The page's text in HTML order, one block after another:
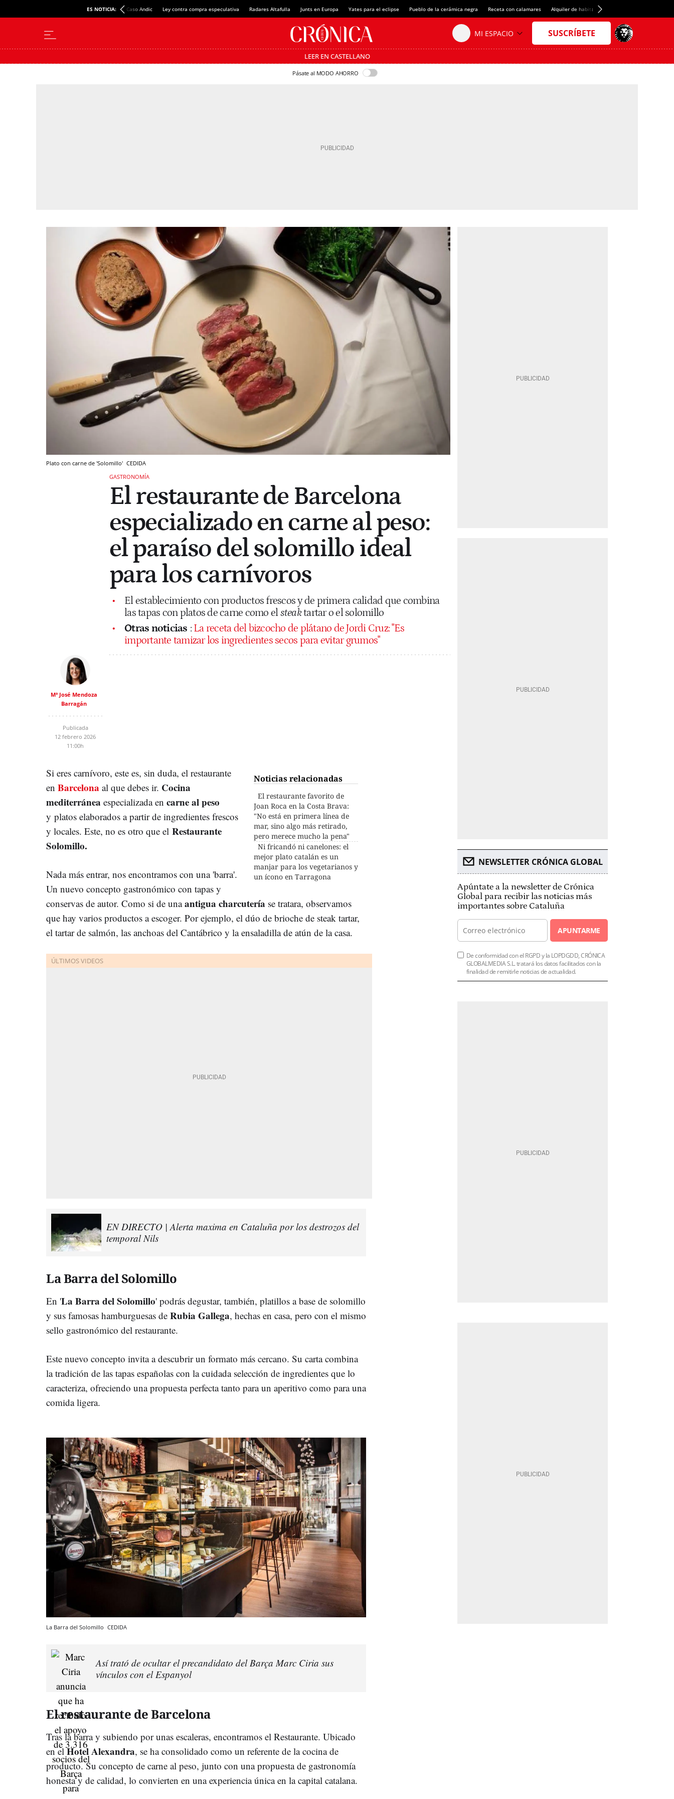
ES NOTICIA: Caso Andic Ley contra compra especulativa Radares Altafulla Junts en Europa Yates para el eclipse Pueblo de la cerámica negra Receta con calamares Alquiler de habitaciones en España
LEER EN CASTELLANO
Pásate al MODO AHORRO
Plato con carne de 'Solomillo' CEDIDA
GASTRONOMÍA
El restaurante de Barcelona
especializado en carne al peso:
el paraíso del solomillo ideal
para los carnívoros
El establecimiento con productos frescos y de primera calidad que combina
las tapas con platos de carne como elsteaktartar o el solomillo
Otras noticias : La receta del bizcocho de plátano de Jordi Cruz: "Es
importante tamizar los ingredientes secos para evitar grumos"
Mª José Mendoza
Barragán
Publicada
12 febrero 2026
11:00h
Noticias relacionadas
El restaurante favorito de
Joan Roca en la Costa Brava:
"No está en primera línea de
mar, sino algo más retirado,
pero merece mucho la pena"
Ni fricandó ni canelones: el
mejor plato catalán es un
manjar para los vegetarianos y
un ícono en Tarragona
Si eres carnívoro, este es, sin duda, el restaurante
en Barcelona al que debes ir. Cocina
mediterránea especializada en carne al peso
y platos elaborados a partir de ingredientes frescos
y locales. Este, no es otro que el Restaurante
Solomillo.
Nada más entrar, nos encontramos con una 'barra'.
Un nuevo concepto gastronómico con tapas y
conservas de autor. Como si de unaantigua charcutería se tratara, observamos
que hay varios productos a escoger. Por ejemplo, el dúo de brioche de steak tartar,
el tartar de salmón, las anchoas del Cantábrico y la ensaladilla de atún de la casa.
EN DIRECTO | Alerta maxima en Cataluña por los destrozos del
temporal Nils
La Barra del Solomillo
En 'La Barra del Solomillo' podrás degustar, también, platillos a base de solomillo
y sus famosas hamburguesas de Rubia Gallega, hechas en casa, pero con el mismo
sello gastronómico del restaurante.
Este nuevo concepto invita a descubrir un formato más cercano. Su carta combina
la tradición de las tapas españolas con la cuidada selección de ingredientes que lo
caracteriza, ofreciendo una propuesta perfecta tanto para un aperitivo como para una
comida ligera.
La Barra del Solomillo CEDIDA
Así trató de ocultar el precandidato del Barça Marc Ciria sus
vínculos con el Espanyol
El restaurante de Barcelona
Tras la barra y subiendo por unas escaleras, encontramos el Restaurante. Ubicado
en elHotel Alexandra, se ha consolidado como un referente de la cocina de
producto. Su concepto de carne al peso, junto con una propuesta de gastronomía
honesta y de calidad, lo convierten en una experiencia única en la capital catalana.
NEWSLETTER CRÓNICA GLOBAL
Apúntate a la newsletter de Crónica
Global para recibir las noticias más
importantes sobre Cataluña
APUNTARME
De conformidad con el RGPD y la LOPDGDD, CRÓNICA
GLOBALMEDIA S.L. tratará los datos facilitados con la
finalidad de remitirle noticias de actualidad.